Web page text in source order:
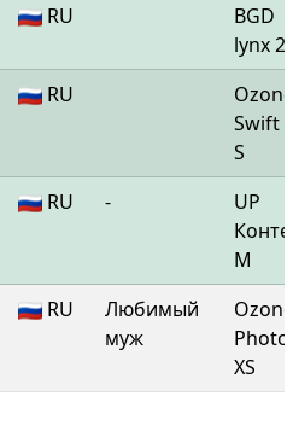
RU
BGD
lynx 2
RU
Ozone
Swift 6
S
RU -
UP
М
RU
Любимый
муж
Ozone
XS